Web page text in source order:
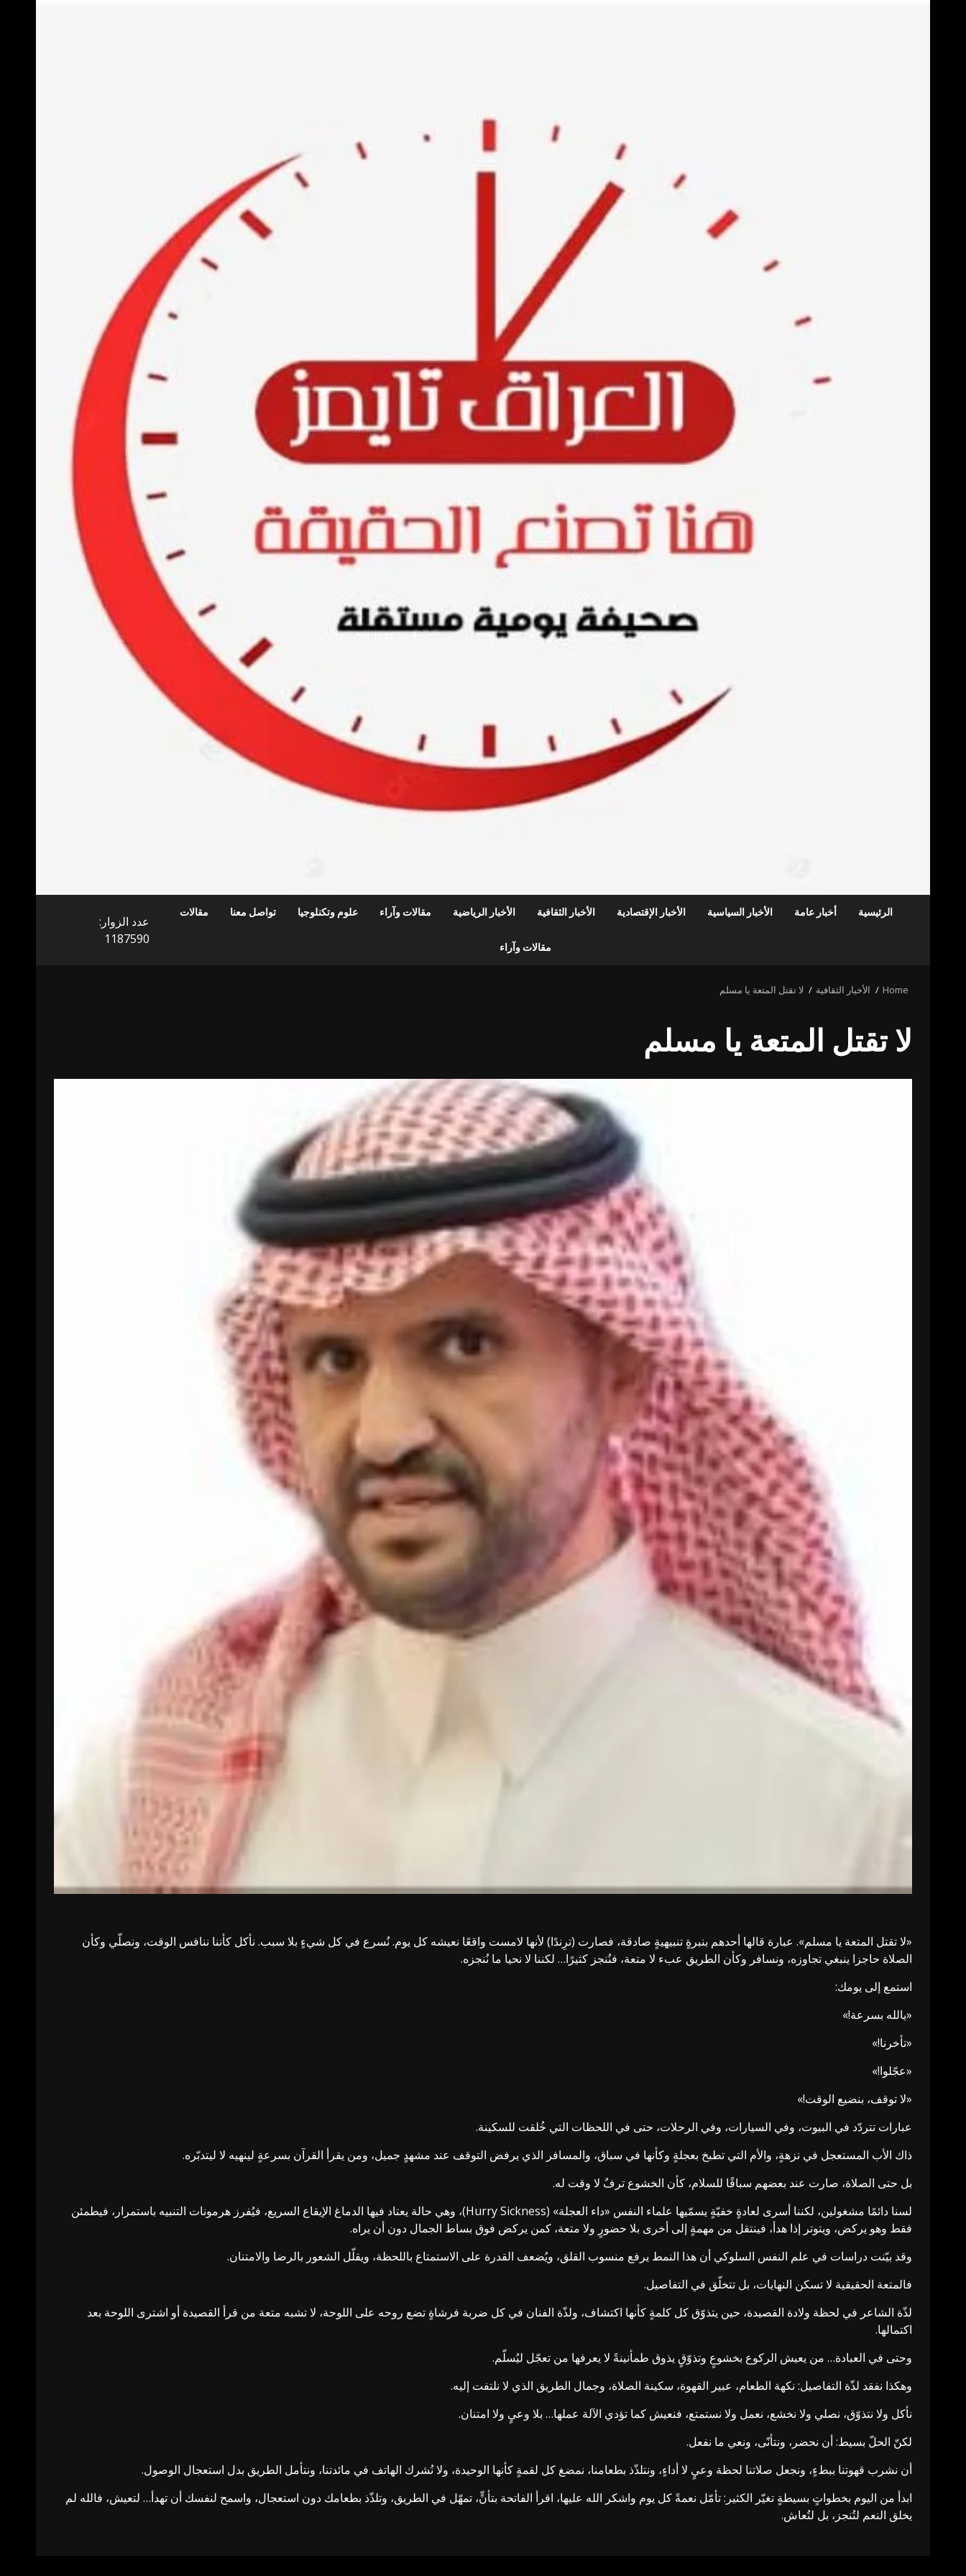
الرئيسية أخبار عامة الأخبار السياسية الأخبار الإقتصادية الأخبار الثقافية الأخبار الرياضية مقالات وآراء علوم وتكنلوجيا تواصل معنا مقالات
مقالات وآراء
عدد الزوار:
1187590
Home الأخبار الثقافية لا تقتل المتعة يا مسلم
لا تقتل المتعة يا مسلم
«لا تقتل المتعة يا مسلم». عبارة قالها أحدهم بنبرةٍ تنبيهيةٍ صادقة، فصارت (ترِندًا) لأنها لامست واقعًا نعيشه كل يوم. نُسرع في كل شيءٍ بلا سبب. نأكل كأننا ننافس الوقت، ونصلّي وكأن
الصلاة حاجزا ينبغي تجاوزه، ونسافر وكأن الطريق عبء لا متعة، فنُنجز كثيرًا… لكننا لا نحيا ما نُنجزه.
استمع إلى يومك:
«يالله بسرعة!»
«تأخرنا!»
«عجّلوا!»
«لا توقف، بنضيع الوقت!»
عبارات تتردّد في البيوت، وفي السيارات، وفي الرحلات، حتى في اللحظات التي خُلقت للسكينة.
ذاك الأب المستعجل في نزهةٍ، والأم التي تطبخ بعجلةٍ وكأنها في سباق، والمسافر الذي يرفض التوقف عند مشهدٍ جميل، ومن يقرأ القرآن بسرعةٍ لينهيه لا ليتدبّره.
بل حتى الصلاة، صارت عند بعضهم سباقًا للسلام، كأن الخشوع ترفٌ لا وقت له.
لسنا دائمًا مشغولين، لكننا أسرى لعادةٍ خفيّةٍ يسمّيها علماء النفس «داء العجلة» (Hurry Sickness)، وهي حالة يعتاد فيها الدماغ الإيقاع السريع، فيُفرز هرمونات التنبيه باستمرار، فيطمئن
فقط وهو يركض، ويتوتر إذا هدأ، فينتقل من مهمةٍ إلى أخرى بلا حضورٍ ولا متعة، كمن يركض فوق بساط الجمال دون أن يراه.
وقد بيّنت دراسات في علم النفس السلوكي أن هذا النمط يرفع منسوب القلق، ويُضعف القدرة على الاستمتاع باللحظة، ويقلّل الشعور بالرضا والامتنان.
فالمتعة الحقيقية لا تسكن النهايات، بل تتخلّق في التفاصيل.
لذّة الشاعر في لحظة ولادة القصيدة، حين يتذوّق كل كلمةٍ كأنها اكتشاف، ولذّة الفنان في كل ضربة فرشاةٍ تضع روحه على اللوحة، لا تشبه متعة من قرأ القصيدة أو اشترى اللوحة بعد
اكتمالها.
وحتى في العبادة… من يعيش الركوع بخشوعٍ وتذوّقٍ يذوق طمأنينةً لا يعرفها من تعجّل ليُسلّم.
وهكذا نفقد لذّة التفاصيل: نكهة الطعام، عبير القهوة، سكينة الصلاة، وجمال الطريق الذي لا نلتفت إليه.
نأكل ولا نتذوّق، نصلي ولا نخشع، نعمل ولا نستمتع، فنعيش كما تؤدي الآلة عملها… بلا وعيٍ ولا امتنان.
لكنّ الحلّ بسيط: أن نحضر، ونتأنّى، ونعي ما نفعل.
أن نشرب قهوتنا ببطءٍ، ونجعل صلاتنا لحظة وعيٍ لا أداءٍ، ونتلذّذ بطعامنا، نمضغ كل لقمةٍ كأنها الوحيدة، ولا نُشرك الهاتف في مائدتنا، ونتأمل الطريق بدل استعجال الوصول.
ابدأ من اليوم بخطواتٍ بسيطةٍ تغيّر الكثير: تأمّل نعمةً كل يوم واشكر الله عليها، اقرأ الفاتحة بتأنٍّ، تمهّل في الطريق، وتلذّذ بطعامك دون استعجال، واسمح لنفسك أن تهدأ… لتعيش، فالله لم
يخلق النعم لتُنجز، بل لتُعاش.